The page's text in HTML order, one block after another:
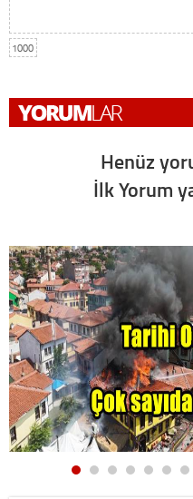
1000
Henüz
İlk Yorum